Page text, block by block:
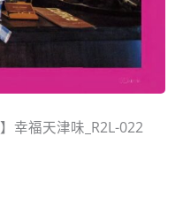
幸福天津味_R2L-022